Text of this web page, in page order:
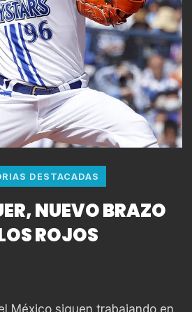
DESTACADAS
NUEVO BRAZO
ROJOS
México siguen trabajando en